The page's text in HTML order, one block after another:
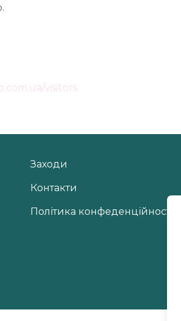
visitors
Заходи
Контакти
Політика конфеденційності